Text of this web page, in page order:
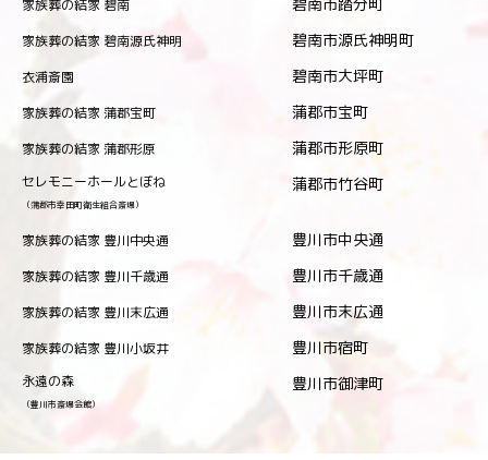
家族葬の結家 碧南 碧南市踏分町
家族葬の結家 碧南源氏神明 碧南市源氏神明町
衣浦斎園 碧南市大坪町
家族葬の結家 蒲郡宝町 蒲郡市宝町
家族葬の結家 蒲郡形原 蒲郡市形原町
セレモニーホールとぼね
（蒲郡市幸田町衛生組合斎場）
蒲郡市竹谷町
家族葬の結家 豊川中央通 豊川市中央通
家族葬の結家 豊川千歳通 豊川市千歳通
家族葬の結家 豊川末広通 豊川市末広通
家族葬の結家 豊川小坂井 豊川市宿町
永遠の森
（豊川市斎場会館）
豊川市御津町